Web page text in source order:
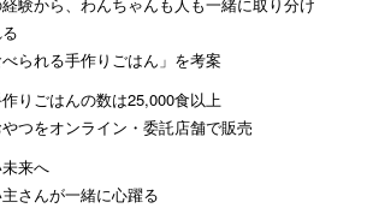
べられる手作りごはん」を考案
りごはんの数は25,000食以上
つをオンライン・委託店舗で販売
来へ
さんが一緒に心躍る